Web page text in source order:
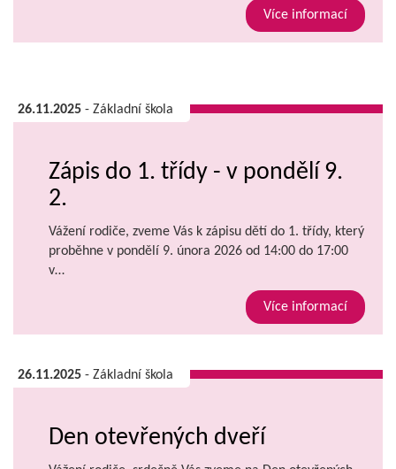
Více informací
26.11.2025 - Základní škola
Zápis do 1. třídy - v pondělí 9.
2.
Vážení rodiče, zveme Vás k zápisu dětí do 1. třídy, který
proběhne v pondělí 9. února 2026 od 14:00 do 17:00
v…
Více informací
26.11.2025 - Základní škola
Den otevřených dveří